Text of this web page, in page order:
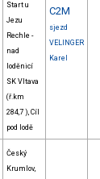
Start u
Jezu
Rechle -
nad
loděnicí
SK Vltava
(ř.km
284,7 ), Cíl
pod lodě
C2M
sjezd
VELINGER
Karel
Český
Krumlov,